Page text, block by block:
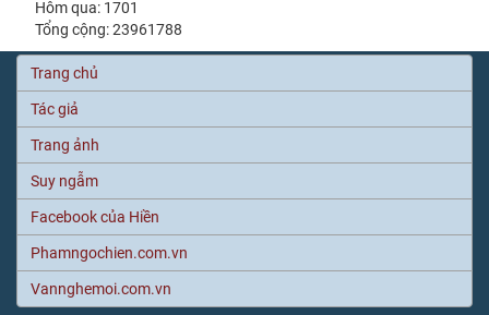
Hôm qua: 1701
Tổng cộng: 23961788
Trang chủ
Tác giả
Trang ảnh
Suy ngẫm
Facebook của Hiền
Phamngochien.com.vn
Vannghemoi.com.vn